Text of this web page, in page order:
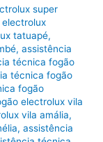
super
tatuapé,
,assistência
técnica fogão
técnica fogão
fogão
electrolux vila
vila amália,
,assistência